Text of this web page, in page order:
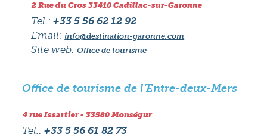
2 Rue du Cros 33410 Cadillac-sur-Garonne
Tel.: +33 5 56 62 12 92
Email: info@destination-garonne.com
Site web: Office de tourisme
Office de tourisme de l’Entre-deux-Mers
4 rue Issartier - 33580 Monségur
Tel.: +33 5 56 61 82 73